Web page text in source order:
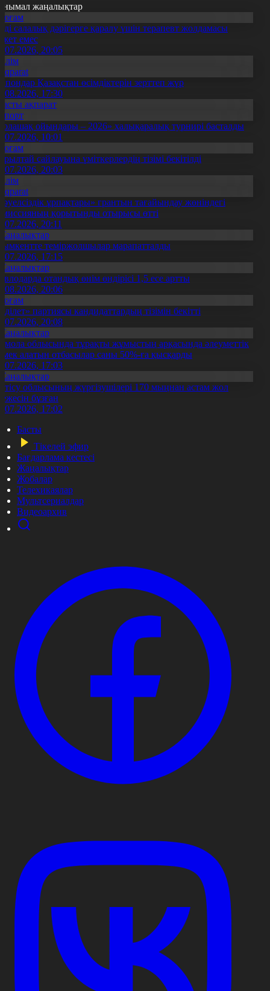
жаңалықтар
салалық дәрігерге қаралу үшін терапевт жолдамасы
емес
20:05
Қазақстан өсімдіктерін зерттеп жүр
17:30
ақпарат
ойындары – 2026» халықаралық турнирі басталды
10:01
сайлауына үміткерлердің тізімі бекітілді
20:03
ұрпақтары» грантын тағайындау жөніндегі
қорытынды отырысы өтті
20:11
теміржолшылар марапатталды
17:15
отандық өнім өндірісі 1,5 есе артты
20:06
партиясы кандидаттардың тізімін бекітті
20:08
облысында тұрақты жұмыстың арқасында әлеуметтік
алатын отбасылар саны 50%-ға қысқарды
17:03
облысының жүргізушілері 170 мыңнан астам жол
бұзған
17:02
Басты
Тікелей эфир
Бағдарлама кестесі
Жаңалықтар
Жобалар
Телехикаялар
Мультсериалдар
Видеоархив